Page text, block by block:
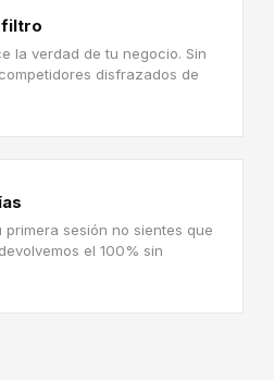
filtro
la verdad de tu negocio. Sin
disfrazados de
primera sesión no sientes que
el 100% sin